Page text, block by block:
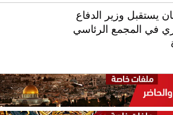
يستقبل وزير الدفاع
في المجمع الرئاسي